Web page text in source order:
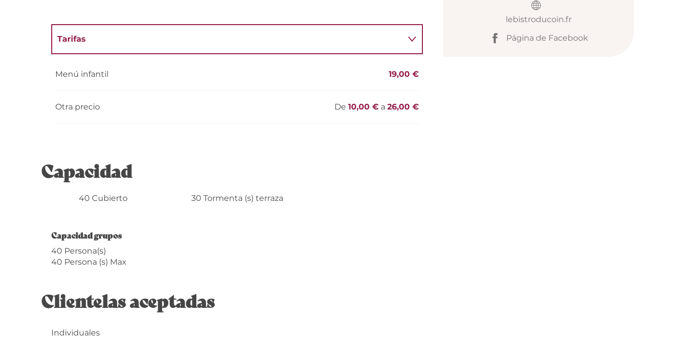
lebistroducoin.fr
Página de Facebook
Tarifas
Menú infantil 19,00 €
Otra precio De10,00 € a26,00 €
Capacidad
40 Cubierto 30 Tormenta (s) terraza
Capacidad grupos
Capacidad grupos
40 Persona(s)
40 Persona (s) Max
Clientelas aceptadas
Individuales